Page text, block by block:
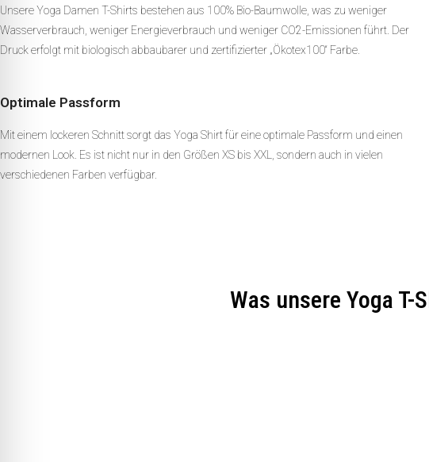
Unsere Yoga Damen T-Shirts bestehen aus 100% Bio-Baumwolle, was zu weniger
Wasserverbrauch, weniger Energieverbrauch und weniger CO2-Emissionen führt. Der
Druck erfolgt mit biologisch abbaubarer und zertifizierter „Ökotex100“ Farbe.
Optimale Passform
Mit einem lockeren Schnitt sorgt das Yoga Shirt für eine optimale Passform und einen
modernen Look. Es ist nicht nur in den Größen XS bis XXL, sondern auch in vielen
verschiedenen Farben verfügbar.
Was unsere Yoga